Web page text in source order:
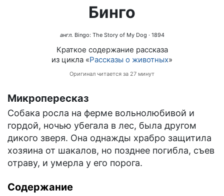
Бинго
англ. Bingo: The Story of My Dog · 1894
Краткое содержание рассказа
из цикла «Рассказы о животных»
Оригинал читается за 27 минут
Микропересказ
Собака росла на ферме вольнолюбивой и
гордой, ночью убегала в лес, была другом
дикого зверя. Она однажды храбро защитила
хозяина от шакалов, но позднее погибла, съев
отраву, и умерла у его порога.
Содержание